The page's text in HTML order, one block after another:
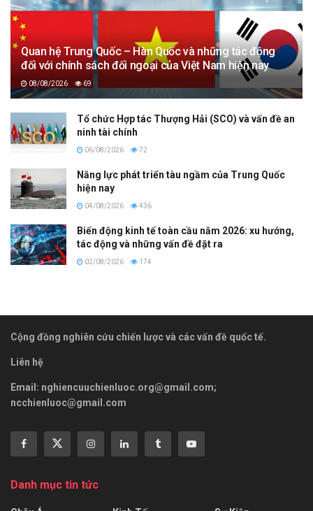
Quan hệ Trung Quốc – Hàn Quốc và những tác động
đối với chính sách đối ngoại của Việt Nam hiện nay
08/08/2026 69
Tổ chức Hợp tác Thượng Hải (SCO) và vấn đề an
ninh tài chính
06/08/2026 72
Năng lực phát triển tàu ngầm của Trung Quốc
hiện nay
04/08/2026 436
Biến động kinh tế toàn cầu năm 2026: xu hướng,
tác động và những vấn đề đặt ra
02/08/2026 174
Cộng đồng nghiên cứu chiến lược và các vấn đề quốc tế.
Liên hệ
Email: nghiencuuchienluoc.org@gmail.com;
ncchienluoc@gmail.com
Danh mục tin tức